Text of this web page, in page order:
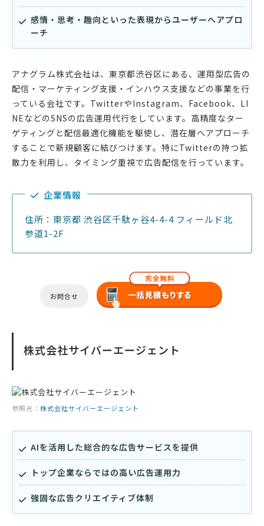
感情・思考・趣向といった表現からユーザーへアプロ
ーチ
アナグラム株式会社は、東京都渋谷区にある、運用型広告の
配信・マーケティング支援・インハウス支援などの事業を行
っている会社です。TwitterやInstagram、Facebook、LI
NEなどのSNSの広告運用代行をしています。高精度なター
ゲティングと配信最適化機能を駆使し、潜在層へアプローチ
することで新規顧客に結びつけます。特にTwitterの持つ拡
散力を利用し、タイミング重視で広告配信を行っています。
企業情報
住所：東京都 渋谷区千駄ヶ谷4-4-4 フィールド北
参道1-2F
お問合せ
株式会社サイバーエージェント
参照元： 株式会社サイバーエージェント
AIを活用した総合的な広告サービスを提供
トップ企業ならではの高い広告運用力
強固な広告クリエイティブ体制